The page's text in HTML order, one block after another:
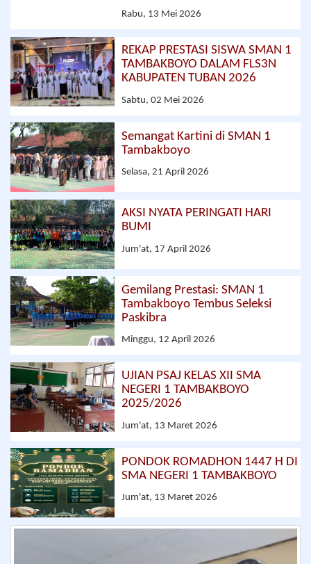
Rabu, 13 Mei 2026
REKAP PRESTASI SISWA SMAN 1
TAMBAKBOYO DALAM FLS3N
KABUPATEN TUBAN 2026
Sabtu, 02 Mei 2026
Semangat Kartini di SMAN 1
Tambakboyo
Selasa, 21 April 2026
AKSI NYATA PERINGATI HARI
BUMI
Jum'at, 17 April 2026
Gemilang Prestasi: SMAN 1
Tambakboyo Tembus Seleksi
Paskibra
Minggu, 12 April 2026
UJIAN PSAJ KELAS XII SMA
NEGERI 1 TAMBAKBOYO
2025/2026
Jum'at, 13 Maret 2026
PONDOK ROMADHON 1447 H DI
SMA NEGERI 1 TAMBAKBOYO
Jum'at, 13 Maret 2026